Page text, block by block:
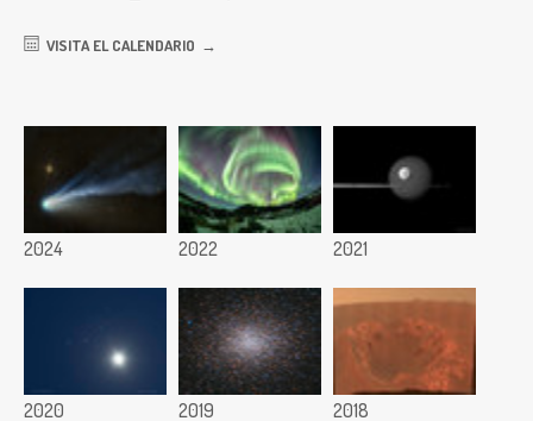
VISITA EL CALENDARIO
2024 2022 2021
2020 2019 2018